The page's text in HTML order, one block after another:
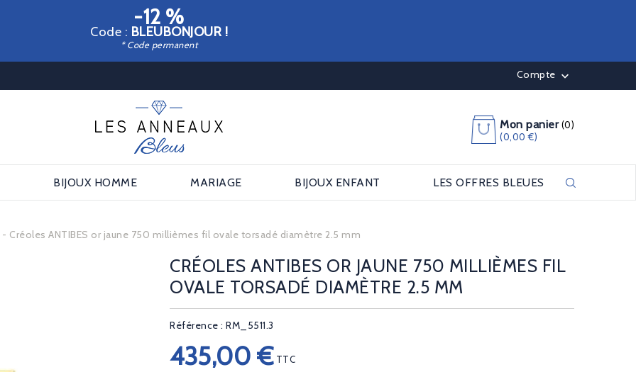
-12 %
Code : BLEUBONJOUR !
* Code permanent
Compte 
Mon panier (0)
(0,00 €)
BIJOUX HOMME MARIAGE BIJOUX ENFANT LES OFFRES BLEUES
Créoles ANTIBES or jaune 750 millièmes fil ovale torsadé diamètre 2.5 mm
CRÉOLES ANTIBES OR JAUNE 750 MILLIÈMES FIL
OVALE TORSADÉ DIAMÈTRE 2.5 MM
Référence : RM_5511.3
435,00 € TTC